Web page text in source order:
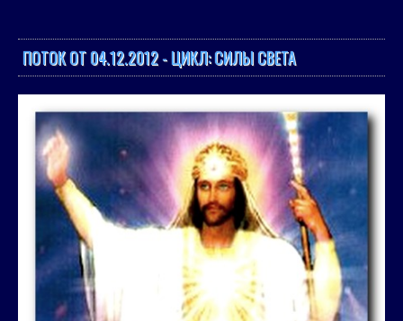
ПОТОК ОТ 04.12.2012 - ЦИКЛ: СИЛЫ СВЕТА